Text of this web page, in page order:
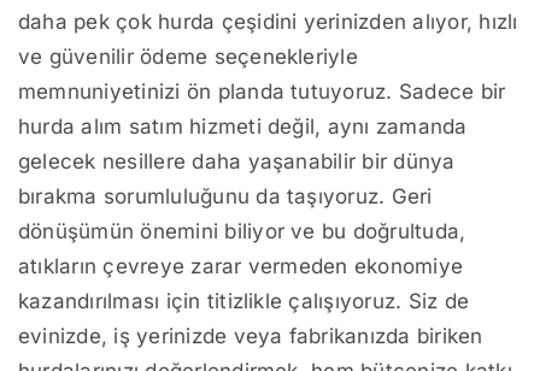
daha pek çok hurda çeşidini yerinizden alıyor, hızlı
ve güvenilir ödeme seçenekleriyle
memnuniyetinizi ön planda tutuyoruz. Sadece bir
hurda alım satım hizmeti değil, aynı zamanda
gelecek nesillere daha yaşanabilir bir dünya
bırakma sorumluluğunu da taşıyoruz. Geri
dönüşümün önemini biliyor ve bu doğrultuda,
atıkların çevreye zarar vermeden ekonomiye
kazandırılması için titizlikle çalışıyoruz. Siz de
evinizde, iş yerinizde veya fabrikanızda biriken